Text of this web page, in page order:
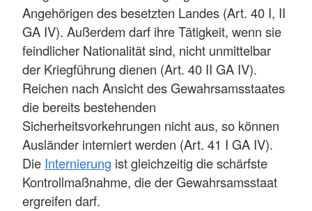
Angehörigen des besetzten Landes (Art. 40 I, II
GA IV). Außerdem darf ihre Tätigkeit, wenn sie
feindlicher Nationalität sind, nicht unmittelbar
der Kriegführung dienen (Art. 40 II GA IV).
Reichen nach Ansicht des Gewahrsamsstaates
die bereits bestehenden
Sicherheitsvorkehrungen nicht aus, so können
Ausländer interniert werden (Art. 41 I GA IV).
Die Internierung ist gleichzeitig die schärfste
Kontrollmaßnahme, die der Gewahrsamsstaat
ergreifen darf.